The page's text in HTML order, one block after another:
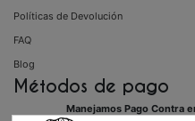
Políticas de Devolución
FAQ
Blog
Métodos de pago
Manejamos Pago Contra